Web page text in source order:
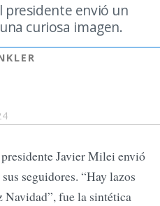
presidente envió un
curiosa imagen.
Javier Milei envió
seguidores. “Hay lazos
fue la sintética